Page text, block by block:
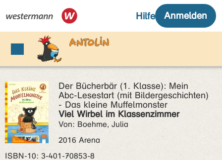
Der Bücherbär (1. Klasse): Mein
Abc-Lesestart (mit Bildergeschichten)
- Das kleine Muffelmonster
Viel Wirbel im Klassenzimmer
Von: Boehme, Julia
2016 Arena
ISBN‑10: 3-401-70853-8